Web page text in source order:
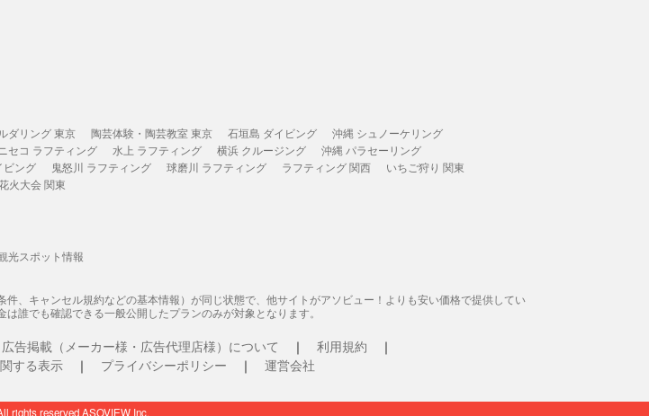
ダリング 東京 陶芸体験・陶芸教室 東京 石垣島 ダイビング
沖縄 シュノーケリング
ニセコ ラフティング 水上 ラフティング 横浜 クルージング
沖縄 パラセーリング
ビング 鬼怒川 ラフティング 球磨川 ラフティング ラフティング 関西
いちご狩り 関東
火大会 関東
光スポット情報
、キャンセル規約などの基本情報）が同じ状態で、他サイトがアソビュー！よりも安い価格で提供してい
誰でも確認できる一般公開したプランのみが対象となります。
広告掲載（メーカー様・広告代理店様）について
利用規約
する表示
プライバシーポリシー 運営会社
rights reserved ASOVIEW Inc.